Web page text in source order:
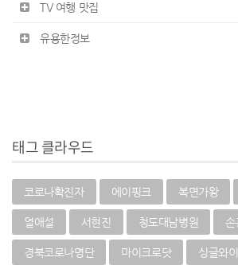
TV 여행 맛집
유용한정보
태그 클라우드
코로나확진자 에이핑크 복면가왕
열애설 서현진 청도대남병원 손
경북코로나명단 마이크로닷 싱글와